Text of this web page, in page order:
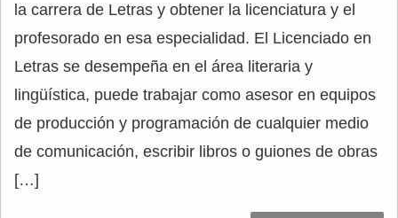
la carrera de Letras y obtener la licenciatura y el
profesorado en esa especialidad. El Licenciado en
Letras se desempeña en el área literaria y
lingüística, puede trabajar como asesor en equipos
de producción y programación de cualquier medio
de comunicación, escribir libros o guiones de obras
[…]